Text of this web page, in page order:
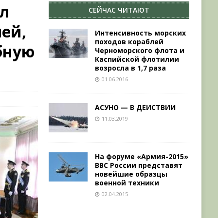
СЕЙЧАС ЧИТАЮТ
Интенсивность морских
походов кораблей
Черноморского флота и
Каспийской флотилии
возросла в 1,7 раза
01.06.2016
АСУНО — В ДЕИСТВИИ
11.03.2019
На форуме «Армия-2015»
ВВС России представят
новейшие образцы
военной техники
02.04.2015